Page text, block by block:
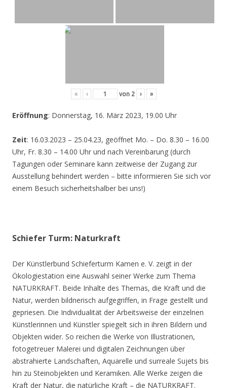
« ‹ von 2 › »
Eröffnung: Donnerstag, 16. März 2023, 19.00 Uhr
Zeit: 16.03.2023 – 25.04.23, geöffnet Mo. – Do. 8.30 – 16.00
Uhr, Fr. 8.30 – 14.00 Uhr und nach Vereinbarung (durch
Tagungen oder Seminare kann zeitweise der Zugang zur
Ausstellung behindert werden – bitte informieren Sie sich vor
einem Besuch sicherheitshalber bei uns!)
Schiefer Turm: Naturkraft
Der Künstlerbund Schieferturm Kamen e. V. zeigt in der
Ökologiestation eine Auswahl seiner Werke zum Thema
NATURKRAFT. Beide Inhalte des Themas, die Kraft und die
Natur, werden bildnerisch aufgegriffen, in Frage gestellt und
gepriesen. Die Individualität der Arbeitsweise der einzelnen
Künstlerinnen und Künstler spiegelt sich in ihren Bildern und
Objekten wider. So reichen die Werke von Illustrationen,
fotogetreuer Malerei und digitalen Zeichnungen über
abstrahierte Landschaften, Aquarelle und surreale Sujets bis
hin zu Steinobjekten und Keramiken. Alle Werke zeigen die
Kraft der Natur, die natürliche Kraft – die NATURKRAFT.